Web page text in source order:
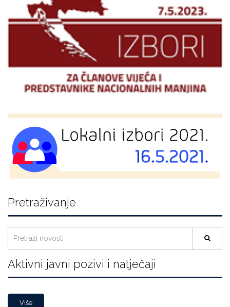
Pretraživanje
Aktivni javni pozivi i natječaji
Više